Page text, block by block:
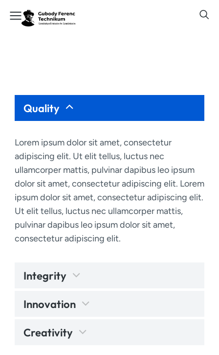
Quality
Lorem ipsum dolor sit amet, consectetur
adipiscing elit. Ut elit tellus, luctus nec
ullamcorper mattis, pulvinar dapibus leo ipsum
dolor sit amet, consectetur adipiscing elit. Lorem
ipsum dolor sit amet, consectetur adipiscing elit.
Ut elit tellus, luctus nec ullamcorper mattis,
pulvinar dapibus leo ipsum dolor sit amet,
consectetur adipiscing elit.
Integrity
Innovation
Creativity